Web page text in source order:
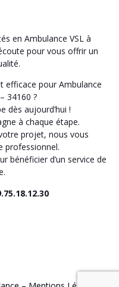
en Ambulance VSL à
pour vous offrir un
efficace pour Ambulance
34160 ?
dès aujourd’hui !
à chaque étape.
projet, nous vous
professionnel.
bénéficier d’un service de